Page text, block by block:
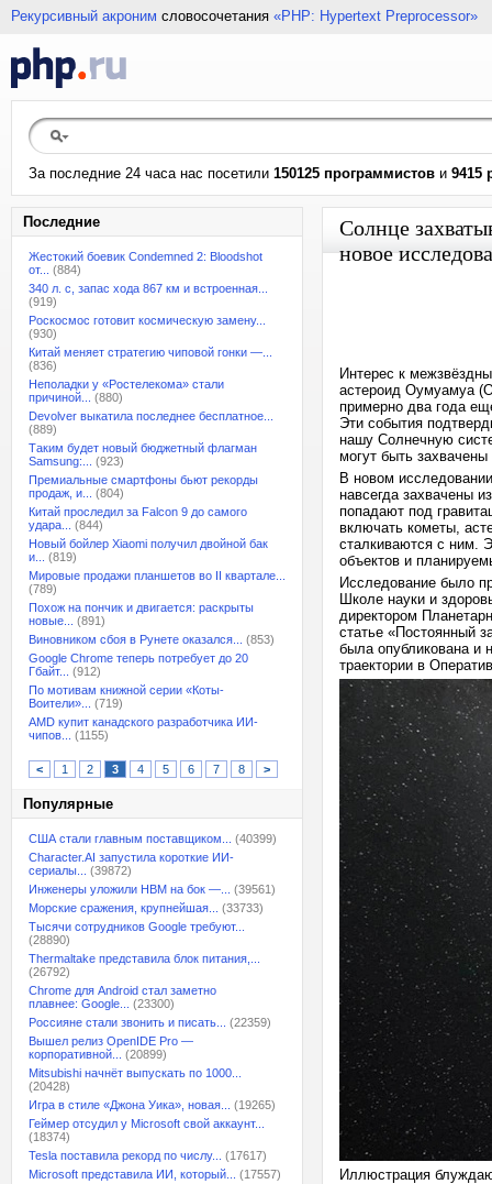
Рекурсивный акроним словосочетания «PHP: Hypertext Preprocessor»
За последние 24 часа нас посетили 150125 программистов и 9415
Последние
Жестокий боевик Condemned 2: Bloodshot
от...
(884)
340 л. с, запас хода 867 км и встроенная...
(919)
Роскосмос готовит космическую замену...
(930)
Китай меняет стратегию чиповой гонки —...
(836)
Неполадки у «Ростелекома» стали
причиной...
(880)
Devolver выкатила последнее бесплатное...
(889)
Таким будет новый бюджетный флагман
Samsung:...
(923)
Премиальные смартфоны бьют рекорды
продаж, и...
(804)
Китай проследил за Falcon 9 до самого
удара...
(844)
Новый бойлер Xiaomi получил двойной бак
и...
(819)
Мировые продажи планшетов во II квартале...
(789)
Похож на пончик и двигается: раскрыты
новые...
(891)
Виновником сбоя в Рунете оказался...
(853)
Google Chrome теперь потребует до 20
Гбайт...
(912)
По мотивам книжной серии «Коты-
Воители»...
(719)
AMD купит канадского разработчика ИИ-
чипов...
(1155)
< 1 2 3 4 5 6 7 8 >
Популярные
США стали главным поставщиком...
(40399)
Character.AI запустила короткие ИИ-
сериалы...
(39872)
Инженеры уложили HBM на бок —...
(39561)
Морские сражения, крупнейшая...
(33733)
Тысячи сотрудников Google требуют...
(28890)
Thermaltake представила блок питания,...
(26792)
Chrome для Android стал заметно
плавнее: Google...
(23300)
Россияне стали звонить и писать...
(22359)
Вышел релиз OpenIDE Pro —
корпоративной...
(20899)
Mitsubishi начнёт выпускать по 1000...
(20428)
Игра в стиле «Джона Уика», новая...
(19265)
Геймер отсудил у Microsoft свой аккаунт...
(18374)
Tesla поставила рекорд по числу...
(17617)
Microsoft представила ИИ, который...
(17557)
Солнце
новое
Интерес к
астероид Оумуамуа
примерно два года
Эти события
нашу Солнечную
могут быть
В новом
навсегда захвачены
попадают под
включать кометы,
сталкиваются с ним.
объектов и
Исследование было
Школе науки и
директором
статье «Постоянный
была опубликована и
траектории в
Иллюстрация